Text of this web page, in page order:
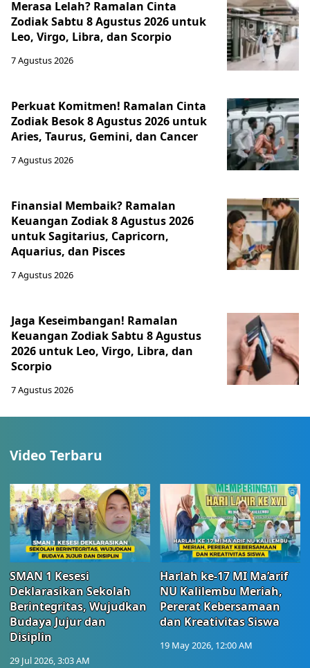
Merasa Lelah? Ramalan Cinta
Zodiak Sabtu 8 Agustus 2026 untuk
Leo, Virgo, Libra, dan Scorpio
7 Agustus 2026
Perkuat Komitmen! Ramalan Cinta
Zodiak Besok 8 Agustus 2026 untuk
Aries, Taurus, Gemini, dan Cancer
7 Agustus 2026
Finansial Membaik? Ramalan
Keuangan Zodiak 8 Agustus 2026
untuk Sagitarius, Capricorn,
Aquarius, dan Pisces
7 Agustus 2026
Jaga Keseimbangan! Ramalan
Keuangan Zodiak Sabtu 8 Agustus
2026 untuk Leo, Virgo, Libra, dan
Scorpio
7 Agustus 2026
Video Terbaru
SMAN 1 Kesesi
Deklarasikan Sekolah
Berintegritas, Wujudkan
Budaya Jujur dan
Disiplin
29 Jul 2026, 3:03 AM
Harlah ke-17 MI Ma’arif
NU Kalilembu Meriah,
Pererat Kebersamaan
dan Kreativitas Siswa
19 May 2026, 12:00 AM